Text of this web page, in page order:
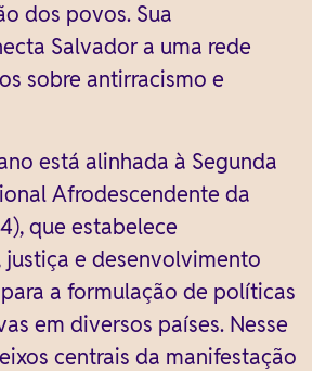
dos povos. Sua
Salvador a uma rede
sobre antirracismo e
está alinhada à Segunda
Afrodescendente da
que estabelece
justiça e desenvolvimento
a formulação de políticas
em diversos países. Nesse
centrais da manifestação